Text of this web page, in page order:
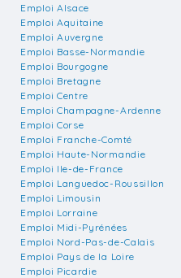
Emploi Alsace
Emploi Aquitaine
Emploi Auvergne
Emploi Basse-Normandie
Emploi Bourgogne
Emploi Bretagne
Emploi Centre
Emploi Champagne-Ardenne
Emploi Corse
Emploi Franche-Comté
Emploi Haute-Normandie
Emploi Ile-de-France
Emploi Languedoc-Roussillon
Emploi Limousin
Emploi Lorraine
Emploi Midi-Pyrénées
Emploi Nord-Pas-de-Calais
Emploi Pays de la Loire
Emploi Picardie